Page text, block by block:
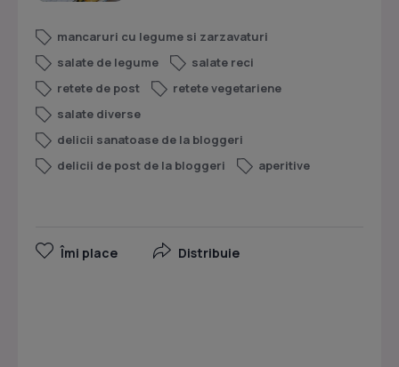
mancaruri cu legume si zarzavaturi
salate de legume
salate reci
retete de post
retete vegetariene
salate diverse
delicii sanatoase de la bloggeri
delicii de post de la bloggeri
aperitive
Îmi place Distribuie